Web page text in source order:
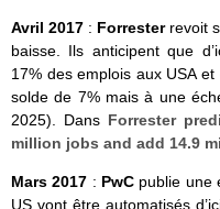
Avril 2017 : Forrester revoit
baisse. Ils anticipent que
17% des emplois aux USA
solde de 7% mais à une
2025). Dans Forrester
million jobs and add 14.9
Mars 2017 : PwC publie une
US vont être automatisés